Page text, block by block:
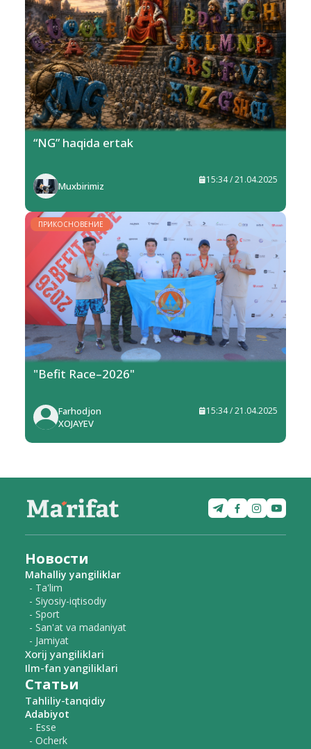
“NG” haqida ertak
Muxbirimiz
15:34 / 21.04.2025
ПРИКОСНОВЕНИЕ
"Befit Race–2026"
Farhodjon
XOJAYEV
15:34 / 21.04.2025
Новости
Mahalliy yangiliklar
- Ta'lim
- Siyosiy-iqtisodiy
- Sport
- San'at va madaniyat
- Jamiyat
Xorij yangiliklari
Ilm-fan yangiliklari
Статьи
Tahliliy-tanqidiy
Adabiyot
- Esse
- Ocherk